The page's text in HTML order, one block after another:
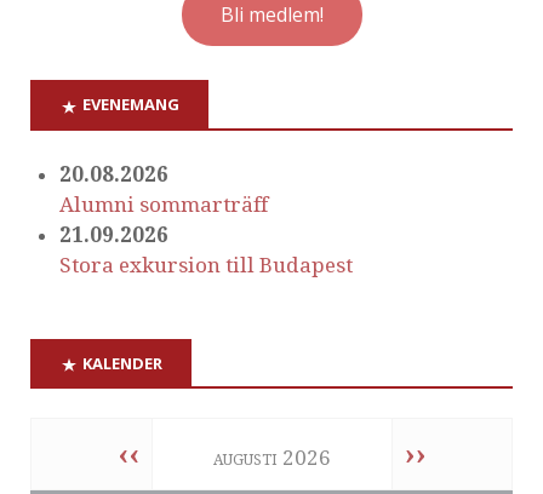
Bli medlem!
EVENEMANG
20.08.2026
Alumni sommarträff
21.09.2026
Stora exkursion till Budapest
KALENDER
‹‹ augusti 2026 ››